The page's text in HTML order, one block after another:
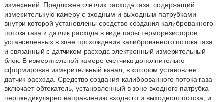
измерений. Предложен счетчик расхода газа, содержащий
измерительную камеру с входным и выходным патрубками,
внутри которой установлены средство создания калиброванного
потока газа и датчик расхода в виде пары терморезисторов,
установленных в зоне прохождения калиброванного потока газа,
и связанный с датчиком расхода электронный измерительный
блок. В измерительной камере счетчика дополнительно
сформирован измерительный канал, в котором установлен
датчик расхода. Средство создания калиброванного потока газа
включает обтекатель, установленный в зоне входного патрубка
перпендикулярно направлению входного и выходного потока, и